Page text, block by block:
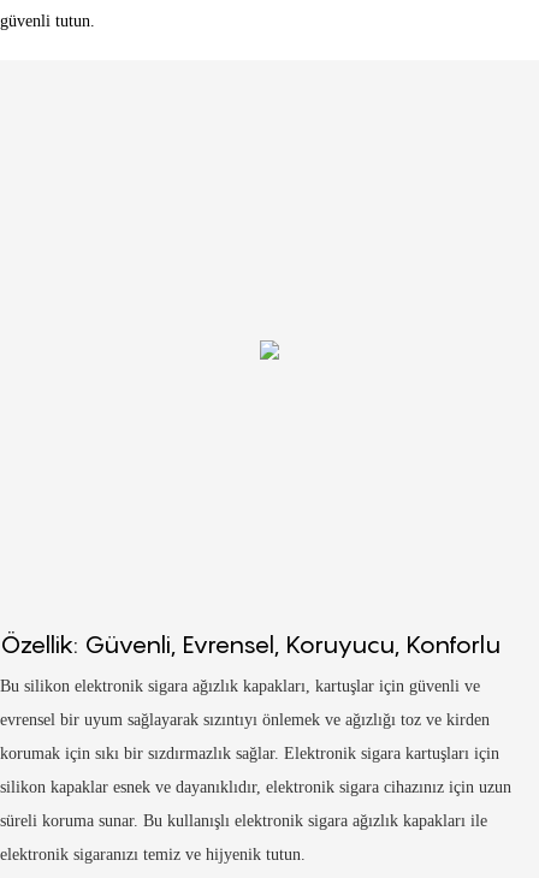
güvenli tutun.
Özellik: Güvenli, Evrensel, Koruyucu, Konforlu
Bu silikon elektronik sigara ağızlık kapakları, kartuşlar için güvenli ve
evrensel bir uyum sağlayarak sızıntıyı önlemek ve ağızlığı toz ve kirden
korumak için sıkı bir sızdırmazlık sağlar. Elektronik sigara kartuşları için
silikon kapaklar esnek ve dayanıklıdır, elektronik sigara cihazınız için uzun
süreli koruma sunar. Bu kullanışlı elektronik sigara ağızlık kapakları ile
elektronik sigaranızı temiz ve hijyenik tutun.